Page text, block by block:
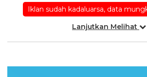
Iklan sudah kadaluarsa, data
Lanjutkan Melihat